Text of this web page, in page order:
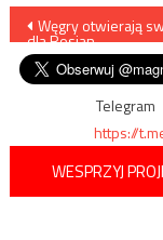
Nawigacja
wpisu
Węgry otwierają
dla Rosjan
Telegram
https://
WESPRZYJ